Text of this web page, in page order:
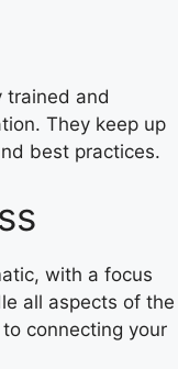
trained and
They keep up
best practices.
with a focus
all aspects of the
connecting your